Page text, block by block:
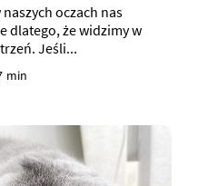
oczach nas
dlatego, że widzimy w
Jeśli...
min